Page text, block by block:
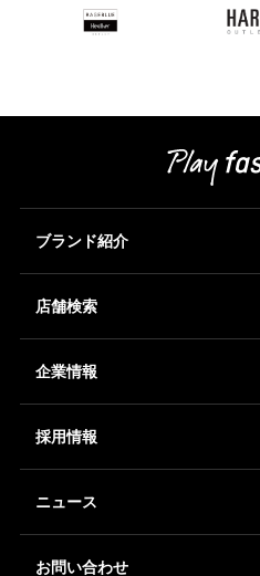
ブランド紹介
店舗検索
企業情報
採用情報
ニュース
お問い合わせ